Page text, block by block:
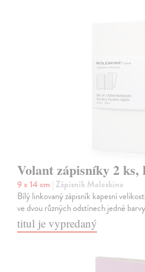
Volant zápisníky 2 ks,
9 x 14 cm | Zápisník Moleskine
Bílý linkovaný zápisník kapesní
ve dvou různých odstínech jedné
titul je vypredaný